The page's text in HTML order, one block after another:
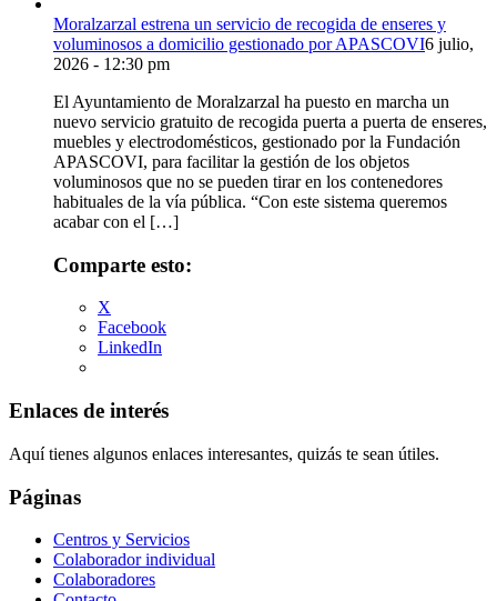
Moralzarzal estrena un servicio de recogida de enseres y
voluminosos a domicilio gestionado por APASCOVI6 julio,
2026 - 12:30 pm
El Ayuntamiento de Moralzarzal ha puesto en marcha un
nuevo servicio gratuito de recogida puerta a puerta de enseres,
muebles y electrodomésticos, gestionado por la Fundación
APASCOVI, para facilitar la gestión de los objetos
voluminosos que no se pueden tirar en los contenedores
habituales de la vía pública. “Con este sistema queremos
acabar con el […]
Comparte esto:
X
Facebook
LinkedIn
Enlaces de interés
Aquí tienes algunos enlaces interesantes, quizás te sean útiles.
Páginas
Centros y Servicios
Colaborador individual
Colaboradores